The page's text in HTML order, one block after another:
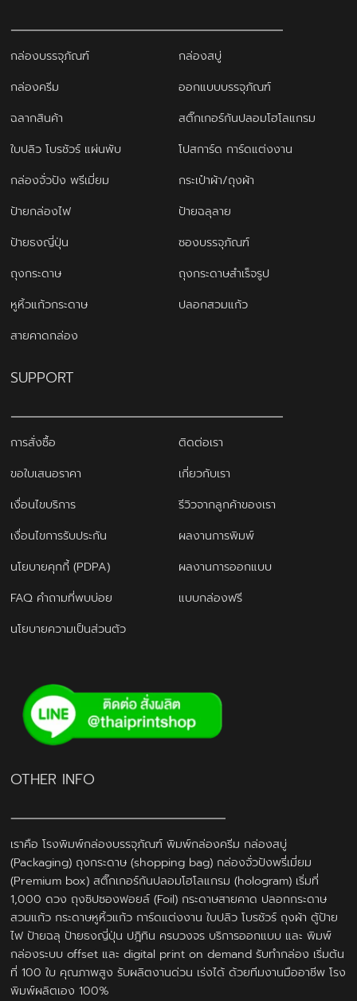
กล่องบรรจุภัณฑ์
กล่องสบู่
กล่องครีม
ออกแบบบรรจุภัณฑ์
ฉลากสินค้า
สติ๊กเกอร์กันปลอมโฮโลแกรม
ใบปลิว โบรชัวร์ แผ่นพับ
โปสการ์ด การ์ดแต่งงาน
กล่องจั่วปัง พรีเมี่ยม
กระเป๋าผ้า/ถุงผ้า
ป้ายกล่องไฟ
ป้ายฉลุลาย
ป้ายธงญี่ปุ่น
ซองบรรจุภัณฑ์
ถุงกระดาษ
ถุงกระดาษสำเร็จรูป
หูหิ้วแก้วกระดาษ
ปลอกสวมแก้ว
สายคาดกล่อง
SUPPORT
การสั่งซื้อ
ติดต่อเรา
ขอใบเสนอราคา
เกี่ยวกับเรา
เงื่อนไขบริการ
รีวิวจากลูกค้าของเรา
เงื่อนไขการรับประกัน
ผลงานการพิมพ์
นโยบายคุกกี้ (PDPA)
ผลงานการออกแบบ
FAQ คำถามที่พบบ่อย
แบบกล่องฟรี
นโยบายความเป็นส่วนตัว
OTHER INFO
เราคือ โรงพิมพ์กล่องบรรจุภัณฑ์ พิมพ์กล่องครีม กล่องสบู่
(Packaging) ถุงกระดาษ (shopping bag) กล่องจั่วปังพรี่เมี่ยม
(Premium box) สติ๊กเกอร์กันปลอมโฮโลแกรม (hologram) เริ่มที่
1,000 ดวง ถุงซิปซองฟอยล์ (Foil) กระดาษสายคาด ปลอกกระดาษ
สวมแก้ว กระดาษหูหิ้วแก้ว การ์ดแต่งงาน ใบปลิว โบรชัวร์ ถุงผ้า ตู้ป้าย
ไฟ ป้ายฉลุ ป้ายธงญี่ปุ่น ปฎิทิน ครบวงจร บริการออกแบบ และ พิมพ์
กล่องระบบ offset และ digital print on demand รับทำกล่อง เริ่มต้น
ที่ 100 ใบ คุณภาพสูง รับผลิตงานด่วน เร่งได้ ด้วยทีมงานมืออาชีพ โรง
พิมพ์ผลิตเอง 100%